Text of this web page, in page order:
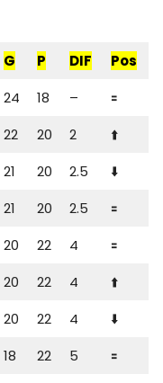
G P DIF
Pos
24 18 –
🟰
22 20 2
⬆️
21 20 2.5
⬇️
21 20 2.5
🟰
20 22 4
🟰
20 22 4
⬆️
20 22 4
⬇️
18 22 5 🟰